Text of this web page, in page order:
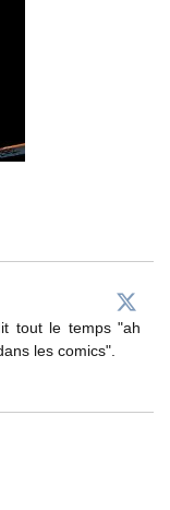
tout le temps "ah
les comics".